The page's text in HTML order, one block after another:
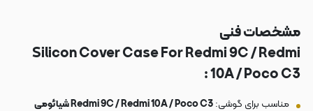
مشخصات فنی
Silicon Cover Case For Redmi 9C / Redmi
10A / Poco C3 :
مناسب برای گوشی:Redmi 9C / Redmi 10A / Poco C3 شیائومی